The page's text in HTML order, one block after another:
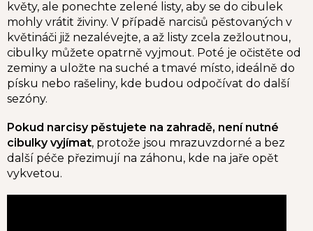
květy, ale ponechte zelené listy, aby se do cibulek
mohly vrátit živiny. V případě narcisů pěstovaných v
květináči již nezalévejte, a až listy zcela zežloutnou,
cibulky můžete opatrně vyjmout. Poté je očistěte od
zeminy a uložte na suché a tmavé místo, ideálně do
písku nebo rašeliny, kde budou odpočívat do další
sezóny.
Pokud narcisy pěstujete na zahradě, není nutné
cibulky vyjímat, protože jsou mrazuvzdorné a bez
další péče přezimují na záhonu, kde na jaře opět
vykvetou.